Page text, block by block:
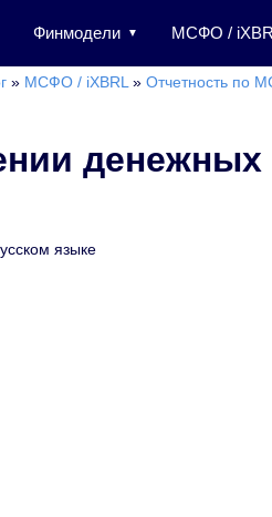
Финмодели МСФО /
» МСФО / iXBRL» Отчетность по
денежных
языке